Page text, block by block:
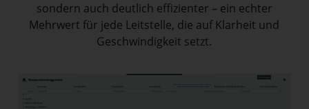
sondern auch deutlich effizienter – ein echter
Mehrwert für jede Leitstelle, die auf Klarheit und
Geschwindigkeit setzt.